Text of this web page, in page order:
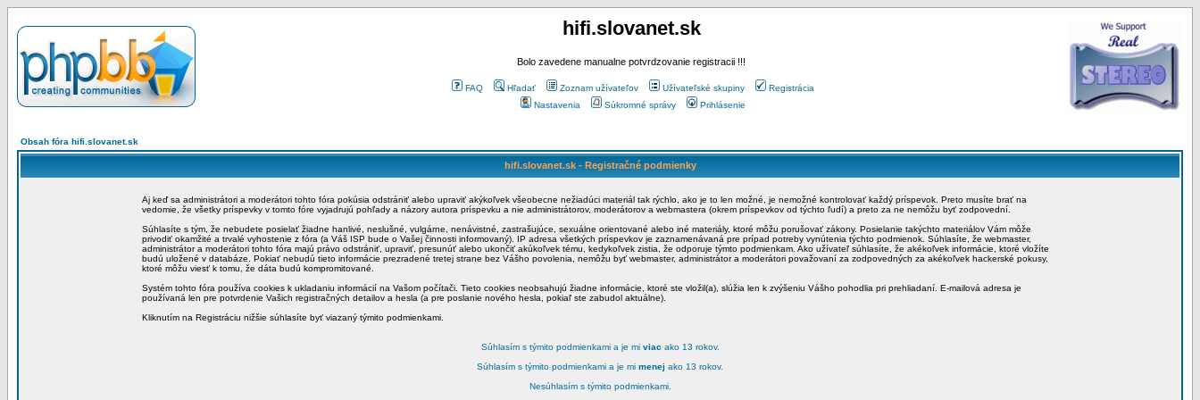
hifi.slovanet.sk
Bolo zavedene manualne potvrdzovanie registracii !!!
FAQ Hľadať Zoznam užívateľov Užívateľské skupiny
Registrácia
Nastavenia
Súkromné správy Prihlásenie
Obsah fóra hifi.slovanet.sk
hifi.slovanet.sk - Registračné podmienky
Aj keď sa administrátori a moderátori tohto fóra pokúsia odstrániť alebo upraviť akýkoľvek všeobecne nežiadúci materiál tak rýchlo, ako je to len možné, je nemožné kontrolovať každý príspevok. Preto musíte brať na
vedomie, že všetky príspevky v tomto fóre vyjadrujú pohľady a názory autora príspevku a nie administrátorov, moderátorov a webmastera (okrem príspevkov od týchto ľudí) a preto za ne nemôžu byť zodpovední.
Súhlasíte s tým, že nebudete posielať žiadne hanlivé, neslušné, vulgárne, nenávistné, zastrašujúce, sexuálne orientované alebo iné materiály, ktoré môžu porušovať zákony. Posielanie takýchto materiálov Vám môže
privodiť okamžité a trvalé vyhostenie z fóra (a Váš ISP bude o Vašej činnosti informovaný). IP adresa všetkých príspevkov je zaznamenávaná pre prípad potreby vynútenia týchto podmienok. Súhlasíte, že webmaster,
administrátor a moderátori tohto fóra majú právo odstrániť, upraviť, presunúť alebo ukončiť akúkoľvek tému, kedykoľvek zistia, že odporuje týmto podmienkam. Ako užívateľ súhlasíte, že akékoľvek informácie, ktoré vložíte
budú uložené v databáze. Pokiať nebudú tieto informácie prezradené tretej strane bez Vášho povolenia, nemôžu byť webmaster, administrátor a moderátori považovaní za zodpovedných za akékoľvek hackerské pokusy,
ktoré môžu viesť k tomu, že dáta budú kompromitované.
Systém tohto fóra používa cookies k ukladaniu informácií na Vašom počítači. Tieto cookies neobsahujú žiadne informácie, ktoré ste vložil(a), slúžia len k zvýšeniu Vášho pohodlia pri prehliadaní. E-mailová adresa je
používaná len pre potvrdenie Vašich registračných detailov a hesla (a pre poslanie nového hesla, pokiaľ ste zabudol aktuálne).
Kliknutím na Registráciu nižšie súhlasíte byť viazaný týmito podmienkami.
Súhlasím s týmito podmienkami a je mi viac ako 13 rokov.
Súhlasím s týmito podmienkami a je mi menej ako 13 rokov.
Nesúhlasím s týmito podmienkami.